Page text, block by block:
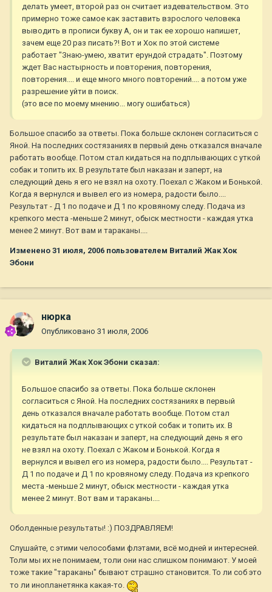
делать умеет, второй раз он считает издевательством. Это
примерно тоже самое как заставить взрослого человека
выводить в прописи букву А, он и так ее хорошо напишет,
зачем еще 20 раз писать?! Вот и Хок по этой системе
работает "Знаю-умею, хватит ерундой страдать". Поэтому
ждет Вас настырность и повторения, повторения,
повторения.... и еще много много повторений.... а потом уже
разрешение уйти в поиск.
(это все по моему мнению... могу ошибаться)
Большое спасибо за ответы. Пока больше склонен согласиться с
Яной. На последних состязаниях в первый день отказался вначале
работать вообще. Потом стал кидаться на подплывающих с уткой
собак и топить их. В результате был наказан и заперт, на
следующий день я его не взял на охоту. Поехал с Жаком и Бонькой.
Когда я вернулся и вывел его из номера, радости было....
Результат - Д 1 по подаче и Д 1 по кровяному следу. Подача из
крепкого места -меньше 2 минут, обыск местности - каждая утка
менее 2 минут. Вот вам и тараканы....
Изменено 31 июля, 2006 пользователем Виталий Жак Хок
Эбони
нюрка
Опубликовано 31 июля, 2006
Виталий Жак Хок Эбони сказал:
Большое спасибо за ответы. Пока больше склонен
согласиться с Яной. На последних состязаниях в первый
день отказался вначале работать вообще. Потом стал
кидаться на подплывающих с уткой собак и топить их. В
результате был наказан и заперт, на следующий день я его
не взял на охоту. Поехал с Жаком и Бонькой. Когда я
вернулся и вывел его из номера, радости было.... Результат -
Д 1 по подаче и Д 1 по кровяному следу. Подача из крепкого
места -меньше 2 минут, обыск местности - каждая утка
менее 2 минут. Вот вам и тараканы....
Оболденные результаты! :) ПОЗДРАВЛЯЕМ!
Слушайте, с этими челособами флэтами, всё модней и интересней.
Толи мы их не понимаем, толи они нас слишком понимают. У моей
тоже такие "тараканы" бывают страшно становится. То ли соб это
то ли инопланетянка какая-то.